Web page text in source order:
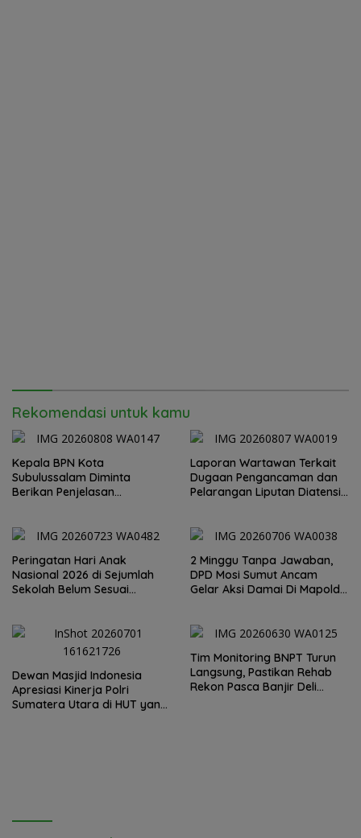
Rekomendasi untuk kamu
Kepala BPN Kota
Subulussalam Diminta
Berikan Penjelasan
Kepastian
Laporan Wartawan Terkait
Dugaan Pengancaman dan
Pelarangan Liputan Diatensi
Peringatan Hari Anak
Nasional 2026 di Sejumlah
Sekolah Belum Sesuai
2 Minggu Tanpa Jawaban,
DPD Mosi Sumut Ancam
Gelar Aksi Damai Di Mapolda
Sumut Irjen Whisnu
Dewan Masjid Indonesia
Apresiasi Kinerja Polri
Sumatera Utara di HUT yang
Tim Monitoring BNPT Turun
Langsung, Pastikan Rehab
Rekon Pasca Banjir Deli